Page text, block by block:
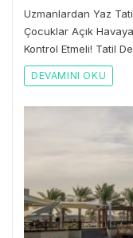
Uzmanlardan Yaz
Çocuklar Açık Havaya
Kontrol Etmeli! Tatil
DEVAMINI OKU